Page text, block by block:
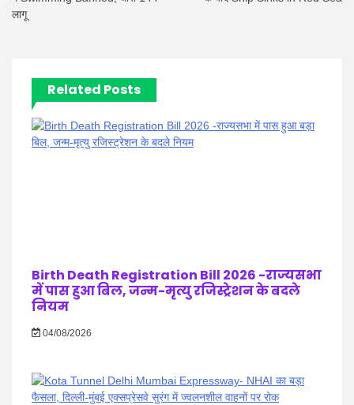
लागू
Related Posts
Birth Death Registration Bill 2026 -राज्यसभा
में पास हुआ बिल, जन्म-मृत्यु रजिस्ट्रेशन के बदले
नियम
04/08/2026